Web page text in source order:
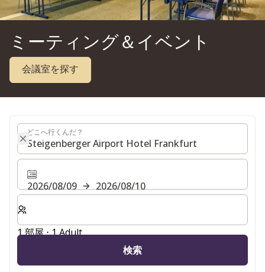
ミーティング＆イベント
会議室を探す
どこへ行くんだ？
どこへ行くんだ？
2026/08/09
2026/08/10
客室数と宿泊人数をお選びください。
1 部屋 ⋅ 1 Adult
検索